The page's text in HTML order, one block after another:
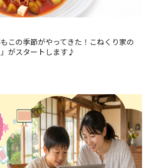
もこの季節がやってきた！こねくり家の
」がスタートします♪